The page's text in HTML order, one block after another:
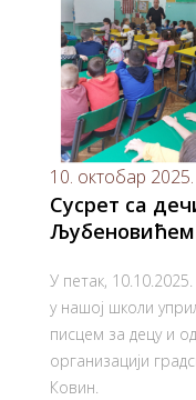
10. октобар 2025.
Сусрет са
Љубеновићем
У петак,
у нашој школи
писцем за децу и
организацији
Ковин.